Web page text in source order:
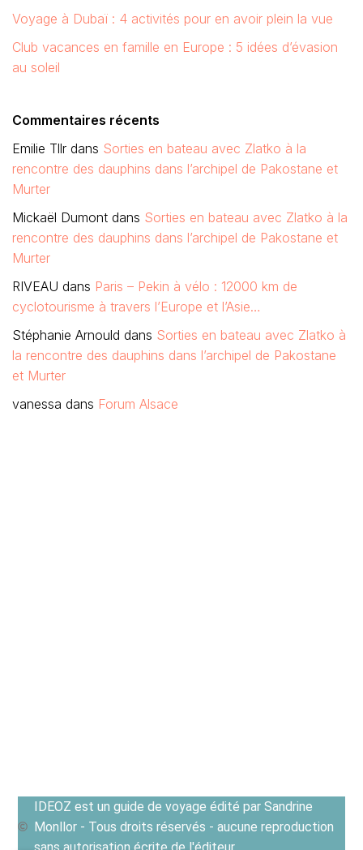
Voyage à Dubaï : 4 activités pour en avoir plein la vue
Club vacances en famille en Europe : 5 idées d’évasion
au soleil
Commentaires récents
Emilie Tllr dans Sorties en bateau avec Zlatko à la
rencontre des dauphins dans l’archipel de Pakostane et
Murter
Mickaël Dumont dans Sorties en bateau avec Zlatko à la
rencontre des dauphins dans l’archipel de Pakostane et
Murter
RIVEAU dans Paris – Pekin à vélo : 12000 km de
cyclotourisme à travers l’Europe et l’Asie…
Stéphanie Arnould dans Sorties en bateau avec Zlatko à
la rencontre des dauphins dans l’archipel de Pakostane
et Murter
vanessa dans Forum Alsace
IDEOZ est un guide de voyage édité par Sandrine
Monllor - Tous droits réservés - aucune reproduction
sans autorisation écrite de l'éditeur